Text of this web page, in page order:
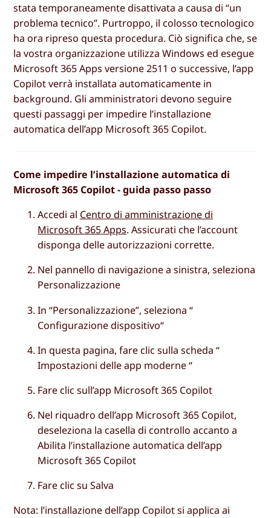
stata temporaneamente disattivata a causa di “un
problema tecnico”. Purtroppo, il colosso tecnologico
ha ora ripreso questa procedura. Ciò significa che, se
la vostra organizzazione utilizza Windows ed esegue
Microsoft 365 Apps versione 2511 o successive, l’app
Copilot verrà installata automaticamente in
background. Gli amministratori devono seguire
questi passaggi per impedire l’installazione
automatica dell’app Microsoft 365 Copilot.
Come impedire l’installazione automatica di
Microsoft 365 Copilot - guida passo passo
Accedi al Centro di amministrazione di
Microsoft 365 Apps. Assicurati che l’account
disponga delle autorizzazioni corrette.
Nel pannello di navigazione a sinistra, seleziona
Personalizzazione
In “Personalizzazione”, seleziona “
Configurazione dispositivo“
In questa pagina, fare clic sulla scheda “
Impostazioni delle app moderne“
Fare clicsull’app Microsoft 365 Copilot
Nel riquadro dell’app Microsoft 365 Copilot,
deseleziona la casella di controllo accanto a
Abilita l’installazione automatica dell’app
Microsoft 365 Copilot
Fare clic suSalva
Nota: l’installazione dell’app Copilot si applica ai